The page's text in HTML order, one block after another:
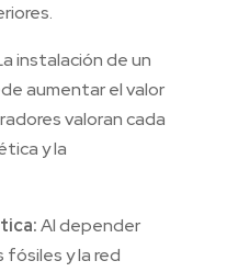
instalación de un
aumentar el valor
valoran cada
y la
Al depender
y la red